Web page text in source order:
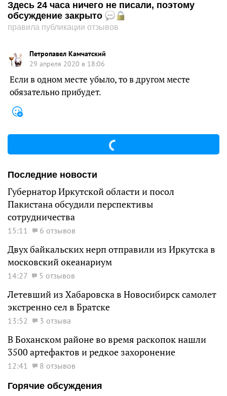
Здесь 24 часа ничего не писали, поэтому
обсуждение закрыто
правила публикации отзывов
Петропавел Камчатский
29 апреля 2020 в 18:06
Если в одном месте убыло, то в другом месте
обязательно прибудет.
Последние новости
Губернатор Иркутской области и посол
Пакистана обсудили перспективы
сотрудничества
15:11 6 отзывов
Двух байкальских нерп отправили из Иркутска в
московский океанариум
14:27 5 отзывов
Летевший из Хабаровска в Новосибирск самолет
экстренно сел в Братске
13:52 3 отзыва
В Боханском районе во время раскопок нашли
3500 артефактов и редкое захоронение
12:41
8 отзывов
Горячие обсуждения